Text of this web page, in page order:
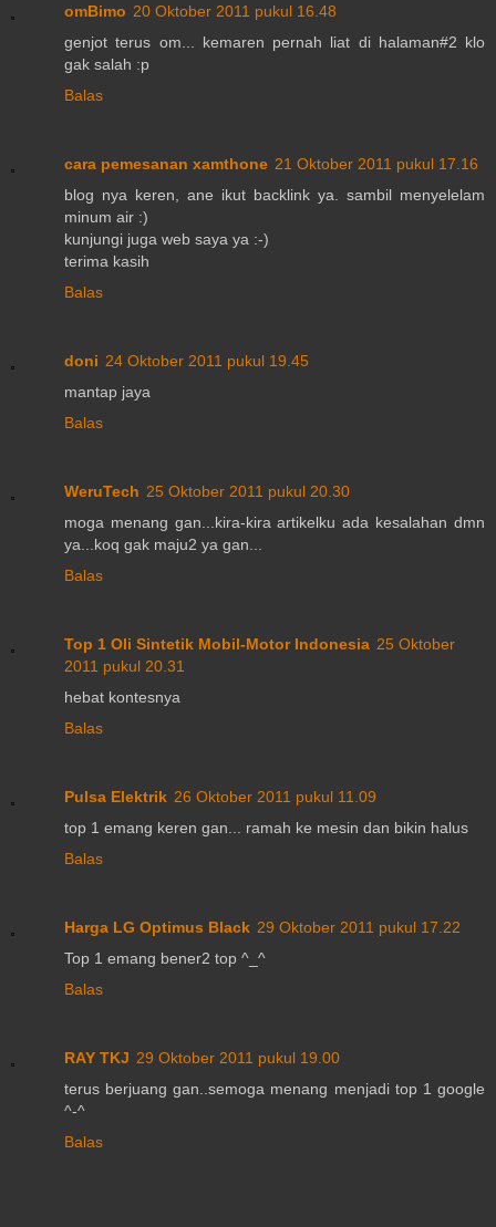
omBimo 20 Oktober 2011 pukul 16.48
genjot terus om... kemaren pernah liat di halaman#2 klo
gak salah :p
Balas
cara pemesanan xamthone 21 Oktober 2011 pukul 17.16
blog nya keren, ane ikut backlink ya. sambil menyelelam
minum air :)
kunjungi juga web saya ya :-)
terima kasih
Balas
doni 24 Oktober 2011 pukul 19.45
mantap jaya
Balas
WeruTech 25 Oktober 2011 pukul 20.30
moga menang gan...kira-kira artikelku ada kesalahan dmn
ya...koq gak maju2 ya gan...
Balas
Top 1 Oli Sintetik Mobil-Motor Indonesia 25 Oktober
2011 pukul 20.31
hebat kontesnya
Balas
Pulsa Elektrik 26 Oktober 2011 pukul 11.09
top 1 emang keren gan... ramah ke mesin dan bikin halus
Balas
Harga LG Optimus Black 29 Oktober 2011 pukul 17.22
Top 1 emang bener2 top ^_^
Balas
RAY TKJ 29 Oktober 2011 pukul 19.00
terus berjuang gan..semoga menang menjadi top 1 google
^-^
Balas